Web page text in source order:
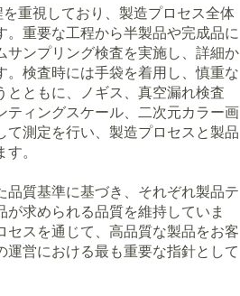
重視しており、製造プロセス全体
。重要な工程から半製品や完成品に
サンプリング検査を実施し、詳細か
。検査時には手袋を着用し、慎重な
とともに、ノギス、真空漏れ検査
ティングスケール、二次元カラー画
て測定を行い、製造プロセスと製品
。
質基準に基づき、それぞれ製品テ
求められる品質を維持していま
セスを通じて、高品質な製品をお客
営における最も重要な指針として